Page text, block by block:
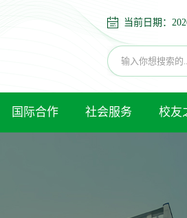
当前日期：
国际合作 社会服务 校友